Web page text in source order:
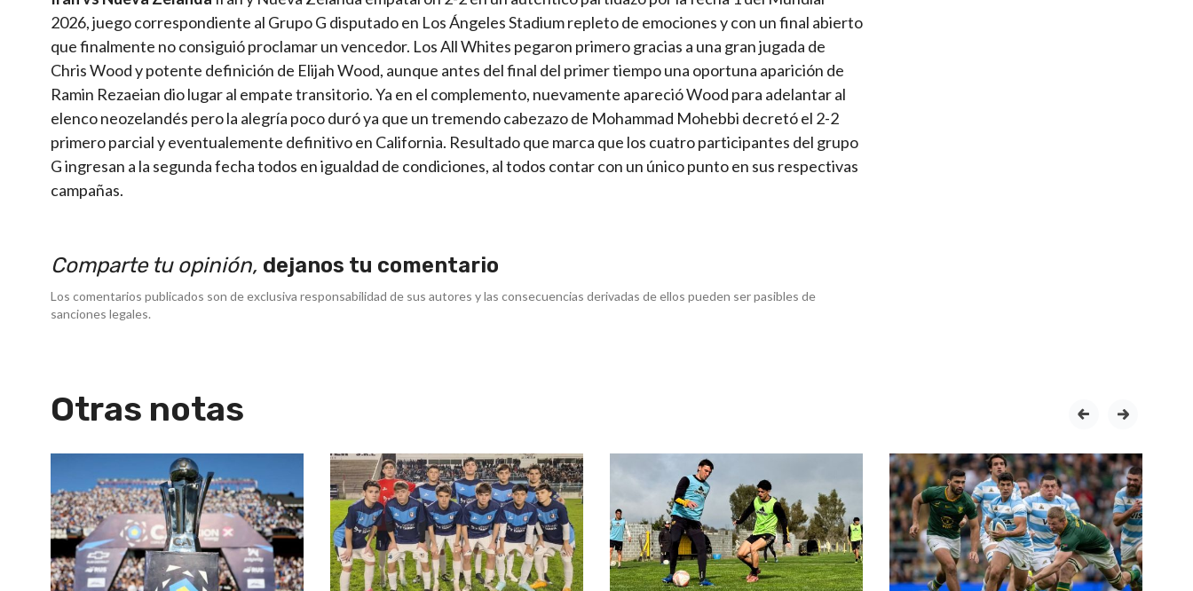
2026, juego correspondiente al Grupo G disputado en Los Ángeles Stadium repleto de emociones y con un final abierto
que finalmente no consiguió proclamar un vencedor. Los All Whites pegaron primero gracias a una gran jugada de
Chris Wood y potente definición de Elijah Wood, aunque antes del final del primer tiempo una oportuna aparición de
Ramin Rezaeian dio lugar al empate transitorio. Ya en el complemento, nuevamente apareció Wood para adelantar al
elenco neozelandés pero la alegría poco duró ya que un tremendo cabezazo de Mohammad Mohebbi decretó el 2-2
primero parcial y eventualemente definitivo en California. Resultado que marca que los cuatro participantes del grupo
G ingresan a la segunda fecha todos en igualdad de condiciones, al todos contar con un único punto en sus respectivas
campañas.
Comparte tu opinión, dejanos tu comentario
Los comentarios publicados son de exclusiva responsabilidad de sus autores y las consecuencias derivadas de ellos pueden ser pasibles de
sanciones legales.
Otras notas prev next